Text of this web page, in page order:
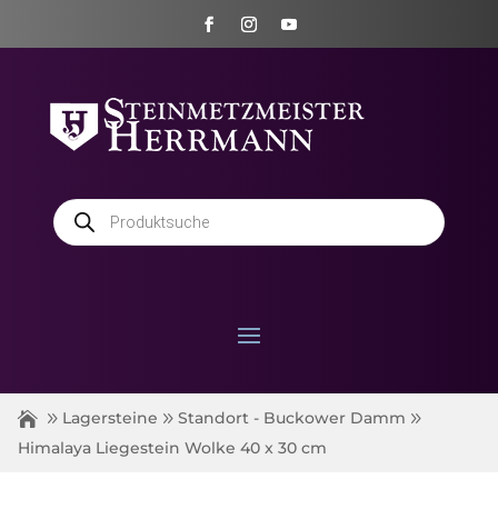
Products
search
Lagersteine
Standort - Buckower Damm
Himalaya Liegestein Wolke 40 x 30 cm